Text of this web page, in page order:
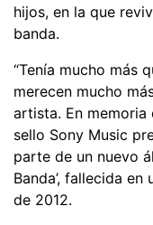
hijos, en la que
banda.
“Tenía mucho más
merecen mucho
artista. En memoria
sello Sony Music
parte de un nuevo
Banda’, fallecida
de 2012.